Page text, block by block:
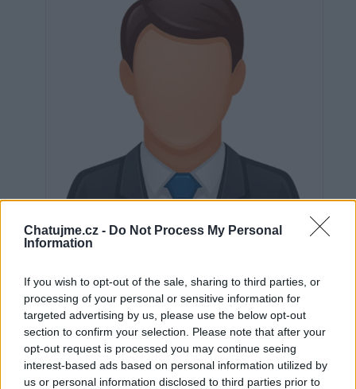
Chatujme.cz - Do Not Process My Personal
Information
If you wish to opt-out of the sale, sharing to third parties, or
processing of your personal or sensitive information for
targeted advertising by us, please use the below opt-out
section to confirm your selection. Please note that after your
opt-out request is processed you may continue seeing
interest-based ads based on personal information utilized by
us or personal information disclosed to third parties prior to
Neověřeno
0 uživatelům se líbí